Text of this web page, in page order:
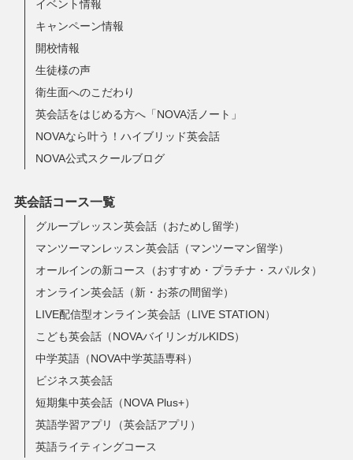
イベント情報
キャンペーン情報
開校情報
生徒様の声
衛生面へのこだわり
英会話をはじめる方へ「NOVA活ノート」
NOVAなら叶う！ハイブリッド英会話
NOVA公式スクールブログ
英会話コース一覧
グループレッスン英会話（おためし留学）
マンツーマンレッスン英会話（マンツーマン留学）
オールインの新コース（おすすめ・プラチナ・スパルタ）
オンライン英会話（新・お茶の間留学）
LIVE配信型オンライン英会話（LIVE STATION）
こども英会話（NOVAバイリンガルKIDS）
中学英語（NOVA中学英語専科）
ビジネス英会話
短期集中英会話（NOVA Plus+）
英語学習アプリ（英会話アプリ）
英語ライティングコース